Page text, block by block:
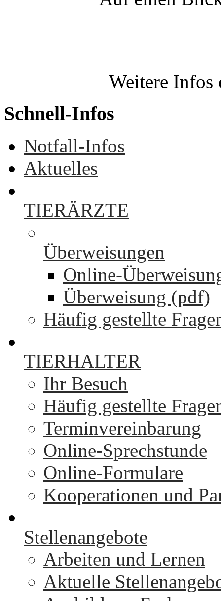
Weitere Infos
Schnell-Infos
Notfall-Infos
Aktuelles
TIERÄRZTE
Überweisungen
Online-
Überweisung (pdf)
Häufig gestellte
TIERHALTER
Ihr Besuch
Häufig gestellte
Terminvereinbarung
Online-Sprechstunde
Online-Formulare
Kooperationen und
Stellenangebote
Arbeiten und Lernen
Aktuelle